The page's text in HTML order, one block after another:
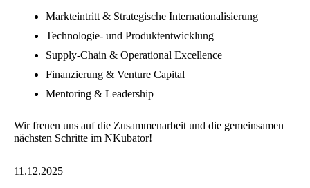
Markteintritt & Strategische Internationalisierung
Technologie- und Produktentwicklung
Supply-Chain & Operational Excellence
Finanzierung & Venture Capital
Mentoring & Leadership
Wir freuen uns auf die Zusammenarbeit und die gemeinsamen
nächsten Schritte im NKubator!
11.12.2025